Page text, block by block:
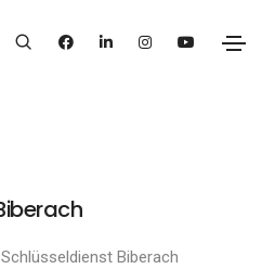
Biberach